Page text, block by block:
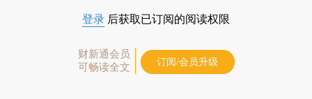
登录 后获取已订阅的阅读权限
财新通会员
可畅读全文
订阅/会员升级